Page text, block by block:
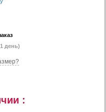
день)
: